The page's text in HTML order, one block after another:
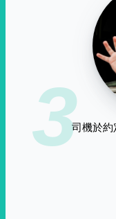
3司機於